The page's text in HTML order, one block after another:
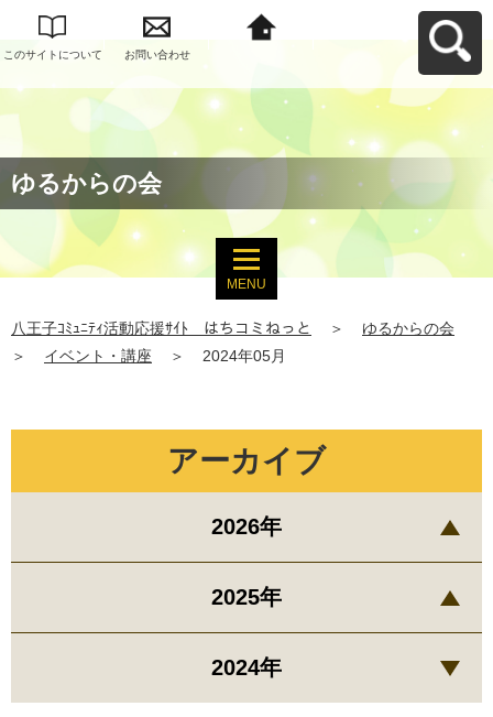
このサイトについて お問い合わせ
ゆるからの会
MENU
八王子ｺﾐｭﾆﾃｨ活動応援ｻｲﾄ はちコミねっと ＞
ゆるからの会
＞
イベント・講座 ＞ 2024年05月
アーカイブ
2026年
2025年
2024年